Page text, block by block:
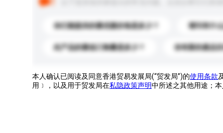
你们能提供的最优惠价格是多少？ 请问有什
此产品的最低订购量是多少？ 你有新的產品目
本人确认已阅读及同意香港贸易发展局(“贸发局”)的使用条款
用﹞，以及用于贸发局在私隐政策声明中所述之其他用途；